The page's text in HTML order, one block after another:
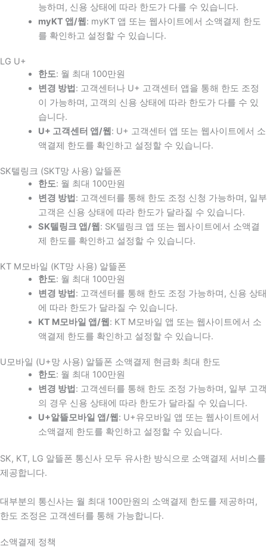
능하며, 신용 상태에 따라 한도가 다를 수 있습니다.
myKT 앱/웹 : myKT 앱 또는 웹사이트에서 소액결제 한도
를 확인하고 설정할 수 있습니다.
LG U+
한도: 월 최대 100만원
변경 방법 : 고객센터나 U+ 고객센터 앱을 통해 한도 조정
이 가능하며, 고객의 신용 상태에 따라 한도가 다를 수 있
습니다.
U+ 고객센터 앱/웹 : U+ 고객센터 앱 또는 웹사이트에서 소
액결제 한도를 확인하고 설정할 수 있습니다.
SK텔링크 (SKT망 사용) 알뜰폰
한도: 월 최대 100만원
변경 방법 : 고객센터를 통해 한도 조정 신청 가능하며, 일부
고객은 신용 상태에 따라 한도가 달라질 수 있습니다.
SK텔링크 앱/웹 : SK텔링크 앱 또는 웹사이트에서 소액결
제 한도를 확인하고 설정할 수 있습니다.
KT M모바일 (KT망 사용) 알뜰폰
한도: 월 최대 100만원
변경 방법 : 고객센터를 통해 한도 조정 가능하며, 신용 상태
에 따라 한도가 달라질 수 있습니다.
KT M모바일 앱/웹 : KT M모바일 앱 또는 웹사이트에서 소
액결제 한도를 확인하고 설정할 수 있습니다.
U모바일 (U+망 사용) 알뜰폰 소액결제 현금화 최대 한도
한도: 월 최대 100만원
변경 방법 : 고객센터를 통해 한도 조정 가능하며, 일부 고객
의 경우 신용 상태에 따라 한도가 달라질 수 있습니다.
U+알뜰모바일 앱/웹 : U+유모바일 앱 또는 웹사이트에서
소액결제 한도를 확인하고 설정할 수 있습니다.
SK, KT, LG 알뜰폰 통신사 모두 유사한 방식으로 소액결제 서비스를
제공합니다.
대부분의 통신사는 월 최대 100만원의 소액결제 한도를 제공하며,
한도 조정은 고객센터를 통해 가능합니다.
소액결제 정책